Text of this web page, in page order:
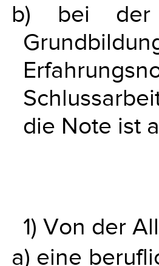
b) bei der
die Note ist
1) Von der
a) eine